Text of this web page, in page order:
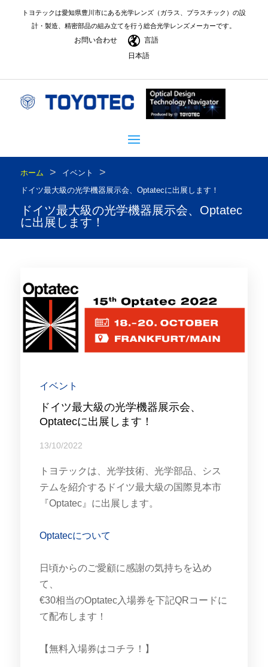
トヨテックは愛知県豊川市にある光学レンズ（ガラス、プラスチック）の設
計・製造、精密部品の組み立てを行う総合光学レンズメーカーです。
お問い合わせ
言語
日本語
ホーム > イベント >
ドイツ最大級の光学機器展示会、Optatecに出展します！
ドイツ最大級の光学機器展示会、Optatec
に出展します！
イベント
ドイツ最大級の光学機器展示会、
Optatecに出展します！
13/10/2022
トヨテックは、光学技術、光学部品、シス
テムを紹介するドイツ最大級の国際見本市
『Optatec』に出展します。
Optatecについて
日頃からのご愛顧に感謝の気持ちを込め
て、
€30相当のOptatec入場券を下記QRコードに
て配布します！
【無料入場券はコチラ！】